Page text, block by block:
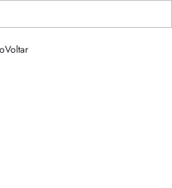
Voltar